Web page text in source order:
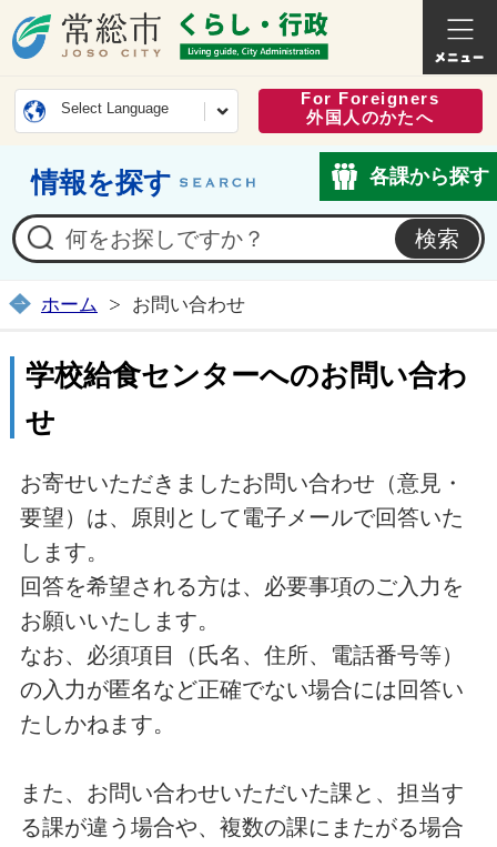
常総市公式ホームページ
くらし
Select Language
For Foreigners
外国人のかたへ
情報を探す 各課から探す
ホーム お問い合わせ
学校給食センターへのお問い合わ
せ
お寄せいただきましたお問い合わせ（意見・
要望）は、原則として電子メールで回答いた
します。
回答を希望される方は、必要事項のご入力を
お願いいたします。
なお、必須項目（氏名、住所、電話番号等）
の入力が匿名など正確でない場合には回答い
たしかねます。
また、お問い合わせいただいた課と、担当す
る課が違う場合や、複数の課にまたがる場合